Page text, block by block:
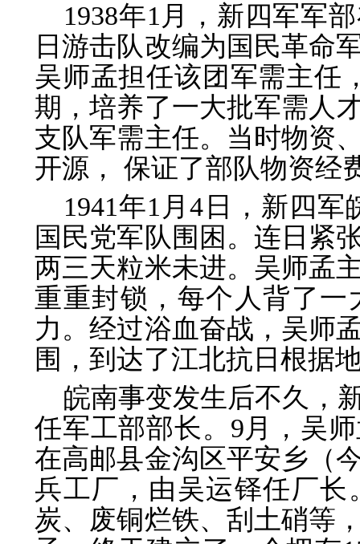
1938年1月，新四军军
日游击队改编为国民革命
吴师孟担任该团军需主任
期，培养了一大批军需人
支队军需主任。当时物资
开源， 保证了部队物资经
1941年1月4日，新四
国民党军队围困。连日紧
两三天粒米未进。吴师孟
重重封锁，每个人背了
力。经过浴血奋战，吴师
围，到达了江北抗日根据
皖南事变发生后不久，
任军工部部长。9月，吴
在高邮县金沟区平安乡（
兵工厂，由吴运铎任厂
炭、废铜烂铁、刮土硝等